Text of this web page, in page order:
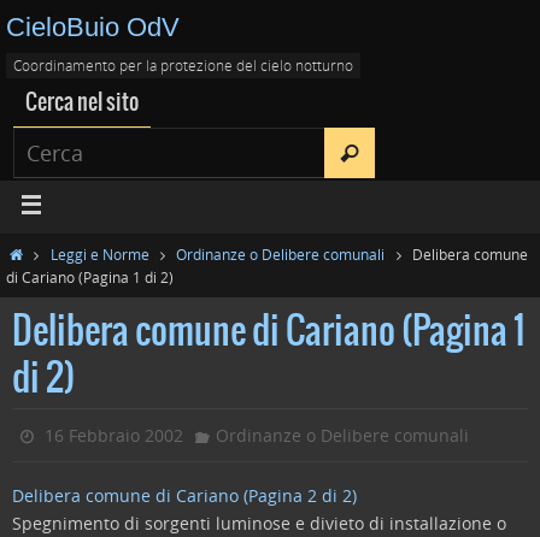
CieloBuio OdV
Coordinamento per la protezione del cielo notturno
Cerca nel sito
Leggi e Norme Ordinanze o Delibere comunali
Delibera comune
di Cariano (Pagina 1 di 2)
Delibera comune di Cariano (Pagina 1
di 2)
16 Febbraio 2002 Ordinanze o Delibere comunali
Delibera comune di Cariano (Pagina 2 di 2)
Spegnimento di sorgenti luminose e divieto di installazione o